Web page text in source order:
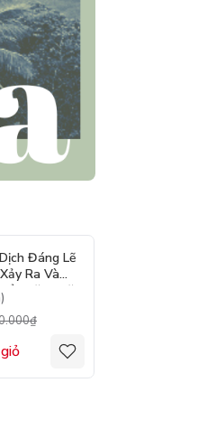
- 15%
Đáng Lẽ
Ra Và
Ngăn Chặn